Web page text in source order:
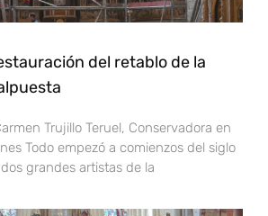
del retablo de la
Trujillo Teruel, Conservadora en
Todo empezó a comienzos del siglo
grandes artistas de la